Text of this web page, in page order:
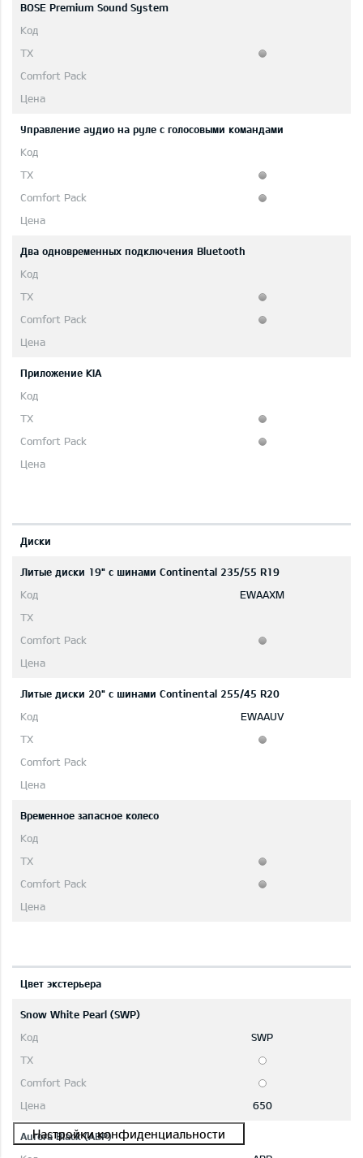
BOSE Premium Sound System
Управление аудио на руле с голосовыми командами
Два одновременных подключения Bluetooth
Приложение KIA
Диски
Литые диски 19" с шинами Continental 235/55 R19
EWAAXM
Литые диски 20" с шинами Continental 255/45 R20
EWAAUV
Временное запасное колесо
Цвет экстерьера
Snow White Pearl (SWP)
SWP
650
Aurora Black (ABP)